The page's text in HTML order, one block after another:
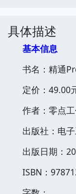
具体描述
基本信息
书名：精通
定价：49.00
作者：零点
出版社：电
出版日期：
ISBN：